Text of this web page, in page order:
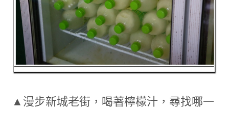
▲漫步新城老街，喝著檸檬汁，尋找哪一